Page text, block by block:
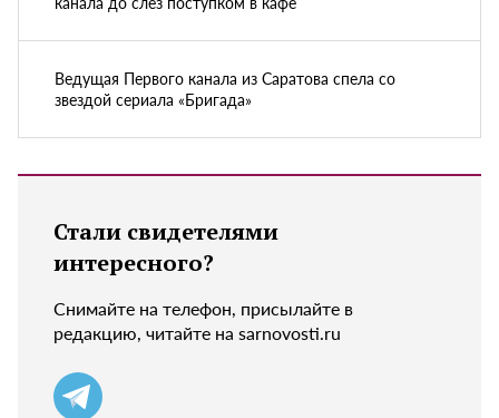
Ведущая Первого канала из Саратова спела со
звездой сериала «Бригада»
Стали свидетелями
интересного?
Снимайте на телефон, присылайте в
редакцию, читайте на sarnovosti.ru